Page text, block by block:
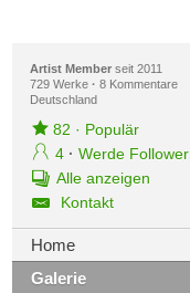
Artist Memberseit 2011
729 Werke · 8 Kommentare
Deutschland
82 · Populär
4 · Werde Follower
Alle anzeigen
Kontakt
Home
Galerie